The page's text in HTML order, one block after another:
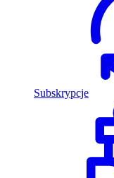
Subskrypcje